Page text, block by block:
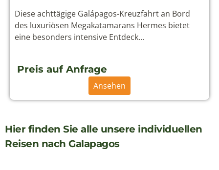
Diese achttägige Galápagos-Kreuzfahrt an Bord
des luxuriösen Megakatamarans Hermes bietet
eine besonders intensive Entdeck...
Preis auf Anfrage
Ansehen
Hier finden Sie alle unsere individuellen
Reisen nach Galapagos